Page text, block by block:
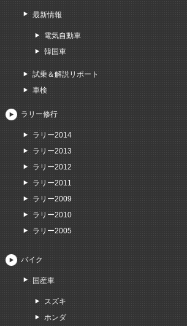
最新情報
電気自動車
韓国車
試乗＆解説リポート
車検
ラリー修行
ラリー2014
ラリー2013
ラリー2012
ラリー2011
ラリー2009
ラリー2010
ラリー2005
バイク
国産車
スズキ
ホンダ